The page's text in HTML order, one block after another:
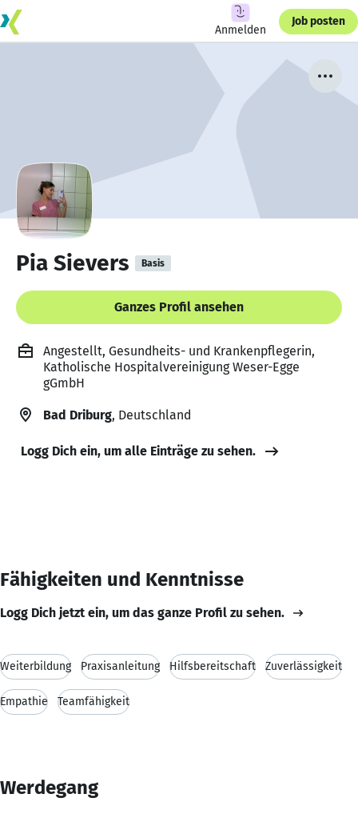
Anmelden
Job posten
Pia Sievers Basis
Ganzes Profil ansehen
Angestellt, Gesundheits- und Krankenpflegerin,
Katholische Hospitalvereinigung Weser-Egge
gGmbH
Bad Driburg, Deutschland
Logg Dich ein, um alle Einträge zu sehen.
Fähigkeiten und Kenntnisse
Logg Dich jetzt ein, um das ganze Profil zu sehen.
Weiterbildung Praxisanleitung Hilfsbereitschaft Zuverlässigkeit
Empathie Teamfähigkeit
Werdegang